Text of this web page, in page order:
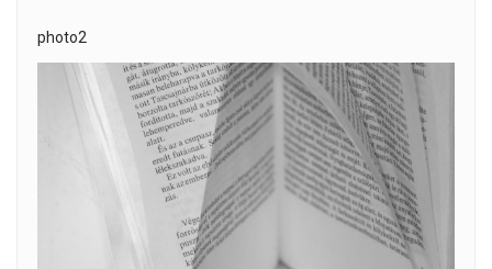
photo2